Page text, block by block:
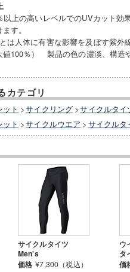
以上の高いレベルでのUVカット効
す。
は人体に有害な影響を及ぼす紫外
値100％） 製品の色の濃淡、構造
カテゴリ
ト >サイクリング >サイクルタイ
ト >サイクルウエア > サイクルタ
サイクルタイツ
Men's
価格 ¥7,300（税込）
ウ
タ
価